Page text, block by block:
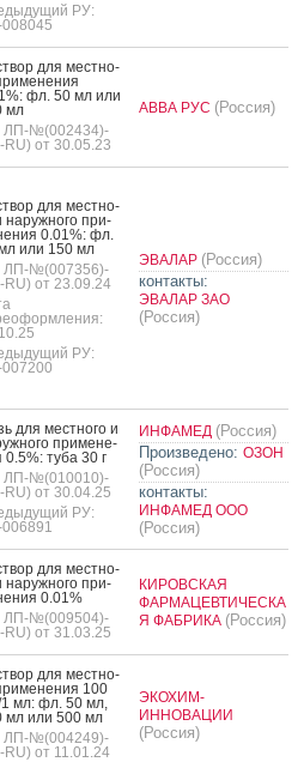
РУ:
для мес­тно­
фл. 50 мл или
мл
ЛП-№(002434)-
RU) от 30.05.23
АВВА РУС (Россия)
для мес­тно­
на­руж­но­го при­
0.01%: фл.
или 150 мл
ЛП-№(007356)-
RU) от 23.09.24
РУ:
ЭВАЛАР (Россия)
контакты:
ЭВАЛАР ЗАО
(Россия)
для мес­тно­го и
при­мене­
0.5%: ту­ба 30 г
ЛП-№(010010)-
RU) от 30.04.25
РУ:
ИНФАМЕД (Россия)
Произведено: ОЗОН
(Россия)
контакты:
ИНФАМЕД ООО
(Россия)
для мес­тно­
на­руж­но­го при­
0.01%
ЛП-№(009504)-
RU) от 31.03.25
КИРОВСКАЯ
ФАРМАЦЕВТИЧЕСКА
Я ФАБРИКА (Россия)
для мес­тно­
100
1 мл: фл. 50 мл,
мл или 500 мл
ЛП-№(004249)-
RU) от 11.01.24
ЭКОХИМ-
ИННОВАЦИИ
(Россия)